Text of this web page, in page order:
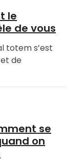
le
de vous
totem s’est
de
se
on